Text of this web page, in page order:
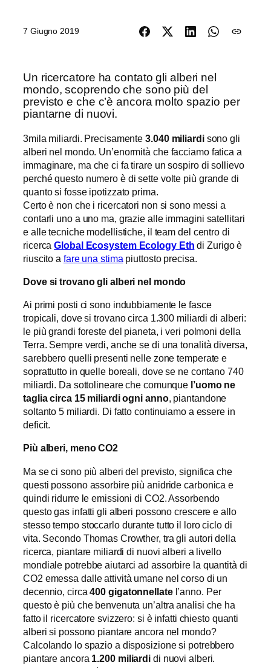
7 Giugno 2019
Un ricercatore ha contato gli alberi nel
mondo, scoprendo che sono più del
previsto e che c’è ancora molto spazio per
piantarne di nuovi.
3mila miliardi. Precisamente3.040 miliardisono gli
alberi nel mondo. Un’enormità che facciamo fatica a
immaginare, ma che ci fa tirare un sospiro di sollievo
perché questo numero è di sette volte più grande di
quanto si fosse ipotizzato prima.
Certo è non che i ricercatori non si sono messi a
contarli uno a uno ma, grazie alle immagini satellitari
e alle tecniche modellistiche, il team del centro di
ricercaGlobal Ecosystem Ecology Eth di Zurigo è
riuscito a fare una stima piuttosto precisa.
Dove si trovano gli alberi nel mondo
Ai primi posti ci sono indubbiamente le fasce
tropicali, dove si trovano circa 1.300 miliardi di alberi:
le più grandi foreste del pianeta, i veri polmoni della
Terra. Sempre verdi, anche se di una tonalità diversa,
sarebbero quelli presenti nelle zone temperate e
soprattutto in quelle boreali, dove se ne contano 740
miliardi. Da sottolineare che comunque l’uomo ne
taglia circa 15 miliardi ogni anno, piantandone
soltanto 5 miliardi. Di fatto continuiamo a essere in
deficit.
Più alberi, meno CO2
Ma se ci sono più alberi del previsto, significa che
questi possono assorbire più anidride carbonica e
quindi ridurre le emissioni di CO2. Assorbendo
questo gas infatti gli alberi possono crescere e allo
stesso tempo stoccarlo durante tutto il loro ciclo di
vita. Secondo Thomas Crowther, tra gli autori della
ricerca, piantare miliardi di nuovi alberi a livello
mondiale potrebbe aiutarci ad assorbire la quantità di
CO2 emessa dalle attività umane nel corso di un
decennio, circa400 gigatonnellatel’anno. Per
questo è più che benvenuta un’altra analisi che ha
fatto il ricercatore svizzero: si è infatti chiesto quanti
alberi si possono piantare ancora nel mondo?
Calcolando lo spazio a disposizione si potrebbero
piantare ancora 1.200 miliardi di nuovi alberi.